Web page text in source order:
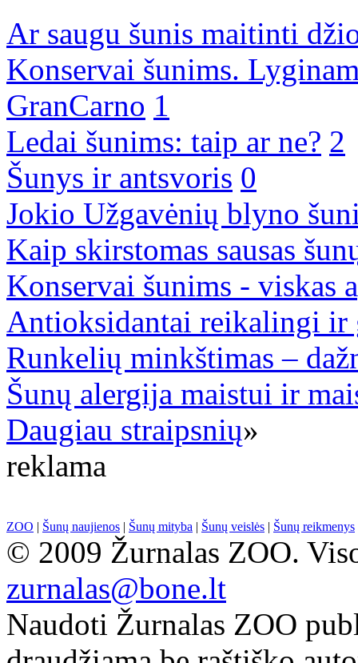
Ar saugu šunis maitinti
Konservai šunims.
GranCarno 1
Ledai šunims: taip ar ne? 2
Šunys ir antsvoris 0
Jokio Užgavėnių blyno
Kaip skirstomas sausas
Konservai šunims - viskas
Antioksidantai reikalingi ir
Runkelių minkštimas –
Šunų alergija maistui ir
Daugiau straipsnių»
reklama
ZOO | Šunų naujienos | Šunų mityba | Šunų veislės | Šunų reikmenys
© 2009 Žurnalas ZOO.
zurnalas@bone.lt
Naudoti Žurnalas ZOO